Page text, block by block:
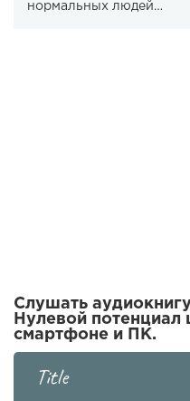
нормальных людей…
Слушать
Нулевой потенциал
смартфоне и ПК.
Title